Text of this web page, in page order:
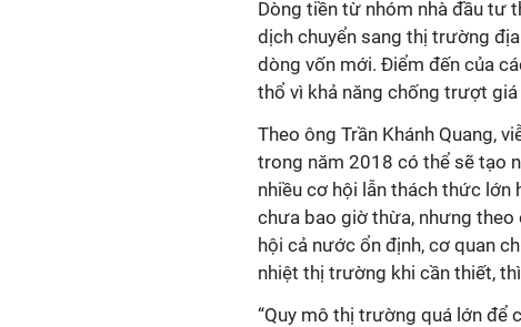
Dòng tiền từ nhóm nhà đầu tư
dịch chuyển sang thị trường
dòng vốn mới. Điểm đến của
thổ vì khả năng chống trượt giá
Theo ông Trần Khánh Quang,
trong năm 2018 có thể sẽ tạo
nhiều cơ hội lẫn thách thức
chưa bao giờ thừa, nhưng theo
hội cả nước ổn định, cơ quan
nhiệt thị trường khi cần thiết,
“Quy mô thị trường quá lớn để